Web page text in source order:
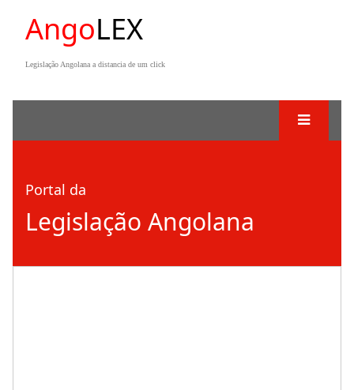
AngoLEX
Legislação Angolana a distancia de um click
Portal da
Legislação Angolana